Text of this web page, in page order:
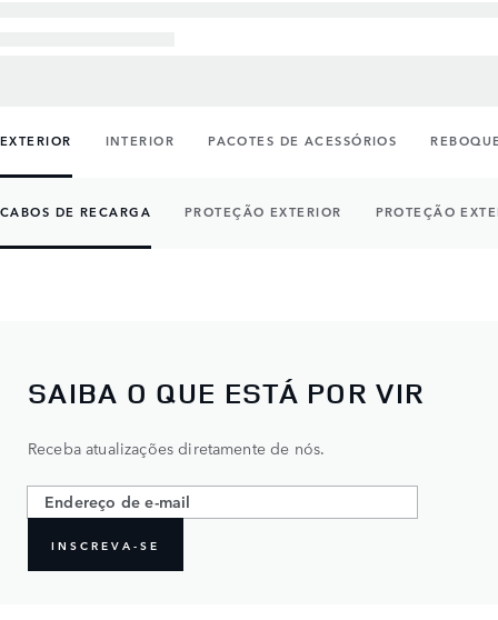
EXTERIOR INTERIOR PACOTES DE ACESSÓRIOS
CABOS DE RECARGA PROTEÇÃO EXTERIOR PROTEÇÃO
SAIBA O QUE ESTÁ POR VIR
Receba atualizações diretamente de nós.
INSCREVA-SE